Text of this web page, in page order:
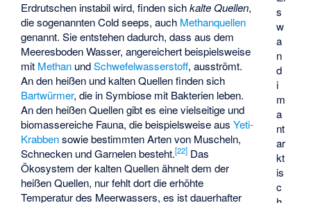
s
w
a
n
d
i
m
a
nt
ar
kt
is
c
Erdrutschen instabil wird, finden sichkalte Quellen,
die sogenanntenCold seeps, auch Methanquellen
genannt. Sie entstehen dadurch, dass aus dem
Meeresboden Wasser, angereichert beispielsweise
mit Methan undSchwefelwasserstoff, ausströmt.
An den heißen und kalten Quellen finden sich
Bartwürmer, die in Symbiose mit Bakterien leben.
An den heißen Quellen gibt es eine vielseitige und
biomassereiche Fauna, die beispielsweise ausYeti-
Krabbensowie bestimmten Arten von Muscheln,
Schnecken und Garnelen besteht.[22] Das
Ökosystem der kalten Quellen ähnelt dem der
heißen Quellen, nur fehlt dort die erhöhte
Temperatur des Meerwassers, es ist dauerhafter